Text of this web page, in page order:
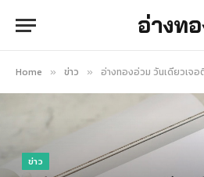
อ่างท
Home » ข่าว » อ่างทองอ่วม วันเดียวเจอติดเชื้อเพิ่ม 8
ข่าว